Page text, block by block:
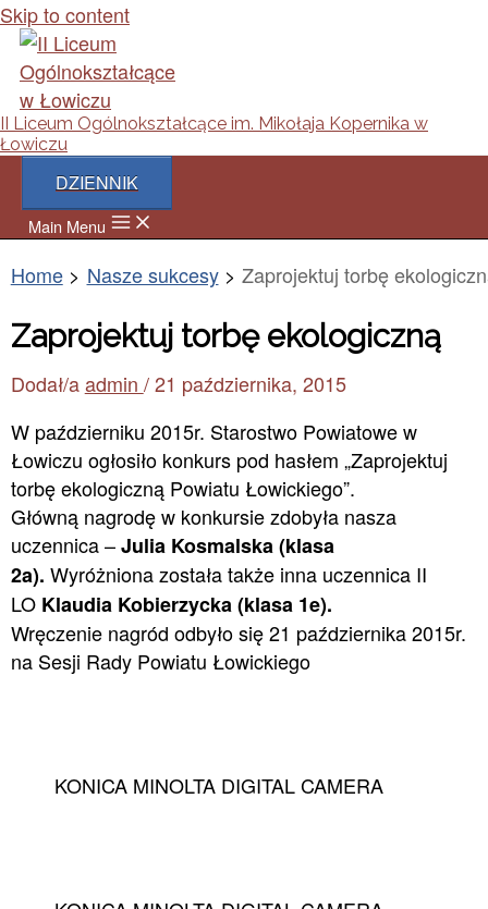
Skip to content
II Liceum Ogólnokształcące im. Mikołaja Kopernika w
Łowiczu
DZIENNIK
Main Menu
Home Nasze sukcesy Zaprojektuj torbę
Zaprojektuj torbę ekologiczną
Dodał/a admin /21 października, 2015
W październiku 2015r. Starostwo Powiatowe w
Łowiczu ogłosiło konkurs pod hasłem „Zaprojektuj
torbę ekologiczną Powiatu Łowickiego”.
Główną nagrodę w konkursie zdobyła nasza
uczennica –Julia Kosmalska (klasa
2a). Wyróżniona została także inna uczennica II
LO Klaudia Kobierzycka (klasa 1e).
Wręczenie nagród odbyło się 21 października 2015r.
na Sesji Rady Powiatu Łowickiego
KONICA MINOLTA DIGITAL CAMERA